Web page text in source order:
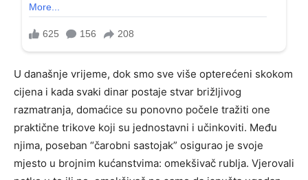
U današnje vrijeme, dok smo sve više opterećeni skokom
cijena i kada svaki dinar postaje stvar brižljivog
razmatranja, domaćice su ponovno počele tražiti one
praktične trikove koji su jednostavni i učinkoviti. Među
njima, poseban “čarobni sastojak” osigurao je svoje
mjesto u brojnim kućanstvima: omekšivač rublja. Vjerovali